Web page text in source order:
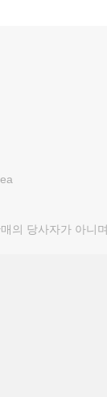
의 당사자가 아니